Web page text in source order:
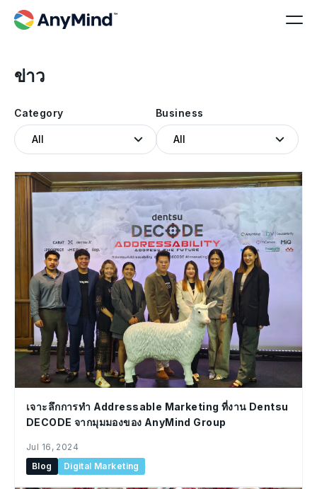
ข่าว
Category Business
Blog Digital Marketing
Jul 16, 2024
เจาะลึกการทำ Addressable Marketing ที่งาน Dentsu
DECODE จากมุมมองของ AnyMind Group